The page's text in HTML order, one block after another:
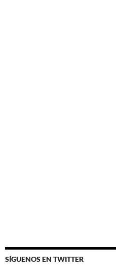
SÍGUENOS EN TWITTER